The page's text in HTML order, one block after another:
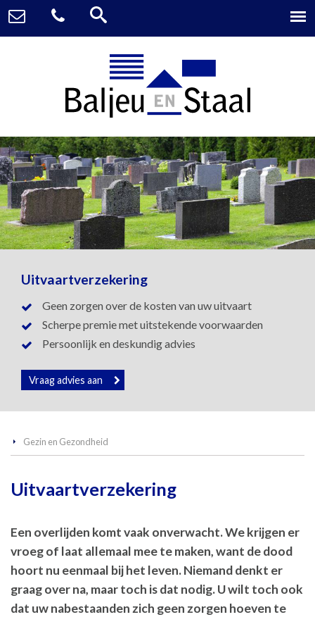
Uitvaartverzekering
Geen zorgen over de kosten van uw uitvaart
Scherpe premie met uitstekende voorwaarden
Persoonlijk en deskundig advies
Vraag advies aan
Gezin en Gezondheid
Uitvaartverzekering
Een overlijden komt vaak onverwacht. We krijgen er
vroeg of laat allemaal mee te maken, want de dood
hoort nu eenmaal bij het leven. Niemand denkt er
graag over na, maar toch is dat nodig. U wilt toch ook
dat uw nabestaanden zich geen zorgen hoeven te